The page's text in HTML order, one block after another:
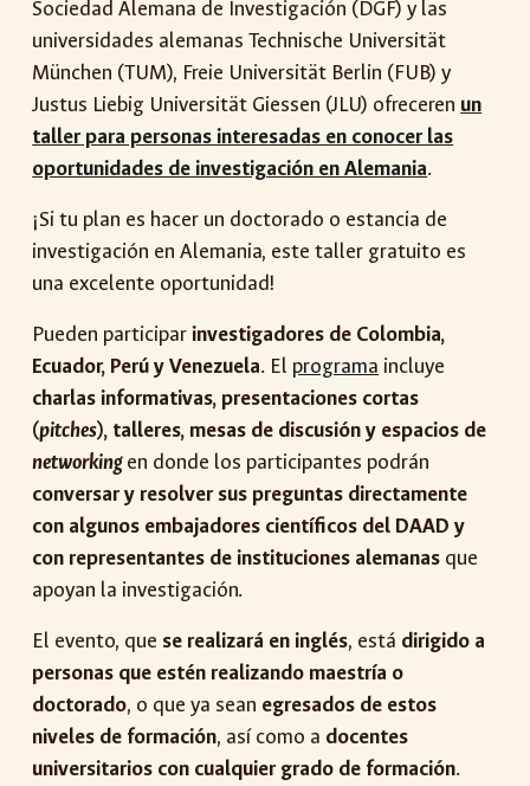
Sociedad Alemana de Investigación (DGF) y las
universidades alemanas Technische Universität
München (TUM), Freie Universität Berlin (FUB) y
Justus Liebig Universität Giessen (JLU) ofreceren un
tallerpara personas interesadas en conocer las
oportunidades de investigación en Alemania.
¡Si tu plan es hacer un doctorado o estancia de
investigación en Alemania, este taller gratuito es
una excelente oportunidad!
Pueden participarinvestigadores de Colombia,
Ecuador, Perú y Venezuela. El programa incluye
charlas informativas, presentaciones cortas
(pitches), talleres, mesas de discusión y espacios de
networkingen donde los participantes podrán
conversar y resolver sus preguntas directamente
con algunos embajadores científicos del DAAD y
con representantes de instituciones alemanas que
apoyan la investigación.
El evento, que se realizará en inglés, está dirigido a
personas que estén realizando maestría o
doctorado, o que ya sean egresados de estos
niveles de formación, así como a docentes
universitarios con cualquier grado de formación.